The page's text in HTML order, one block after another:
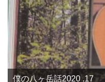
僕の八ヶ岳話2020 .17